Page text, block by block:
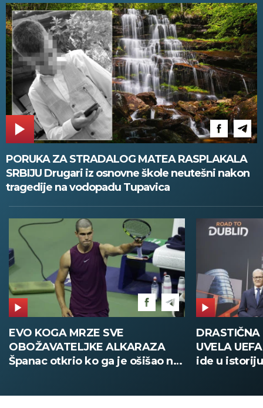
PORUKA ZA STRADALOG MATEA RASPLAKALA
SRBIJU Drugari iz osnovne škole neutešni nakon
tragedije na vodopadu Tupavica
DRASTIČNA PROMENA KOJU JE
UVELA UEFA Stari način žreba
ide u istoriju, od sada sve
POŽAR U
Deca i